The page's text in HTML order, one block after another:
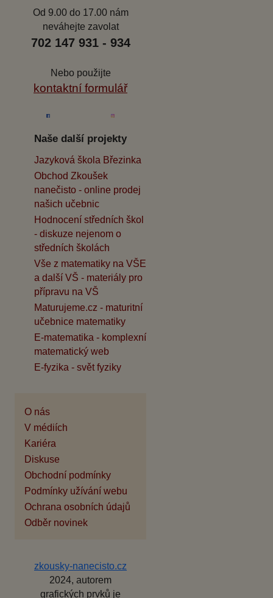
Od 9.00 do 17.00 nám
neváhejte zavolat
702 147 931 - 934
Nebo použijte
kontaktní formulář
Naše další projekty
Jazyková škola Březinka
Obchod Zkoušek
nanečisto - online prodej
našich učebnic
Hodnocení středních škol
- diskuze nejenom o
středních školách
Vše z matematiky na VŠE
a další VŠ - materiály pro
přípravu na VŠ
Maturujeme.cz - maturitní
učebnice matematiky
E-matematika - komplexní
matematický web
E-fyzika - svět fyziky
O nás
V médiích
Kariéra
Diskuse
Obchodní podmínky
Podmínky užívání webu
Ochrana osobních údajů
Odběr novinek
zkousky-nanecisto.cz
2024, autorem
grafických prvků je